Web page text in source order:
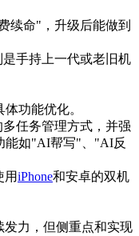
续命"，升级后能做到
手持上一代或老旧机
功能优化。
任务管理方式，并强
能如"AI帮写"、"AI反
用iPhone和安卓的双机
力，但侧重点和实现